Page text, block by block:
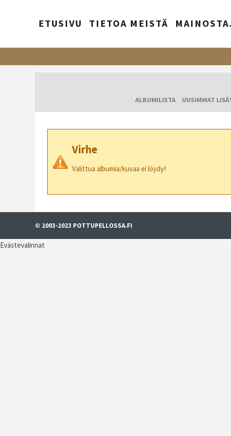
ETUSIVU TIETOA MEISTÄ
ALBUMILISTA
UUSIMMAT
Virhe
Valittua albumia/kuvaa ei löydy!
© 2003-2023 POTTUPELLOSSA.FI
Evästevalinnat